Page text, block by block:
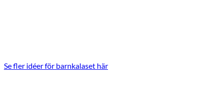
Se fler idéer för barnkalaset här